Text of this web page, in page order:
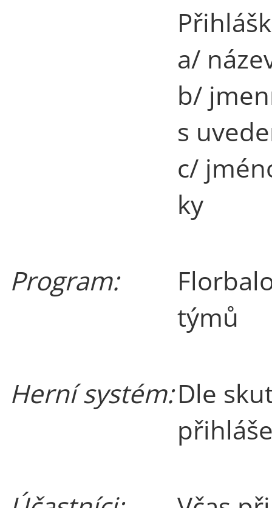
a/
b/
s
c/
ky
Program:
týmů
Herní systém:Dle